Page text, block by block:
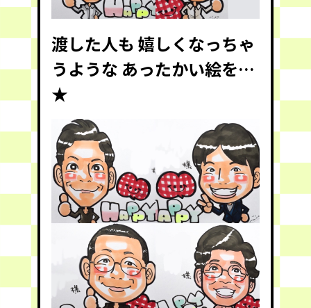
渡した人も 嬉しくなっちゃ
うような あったかい絵を…
★